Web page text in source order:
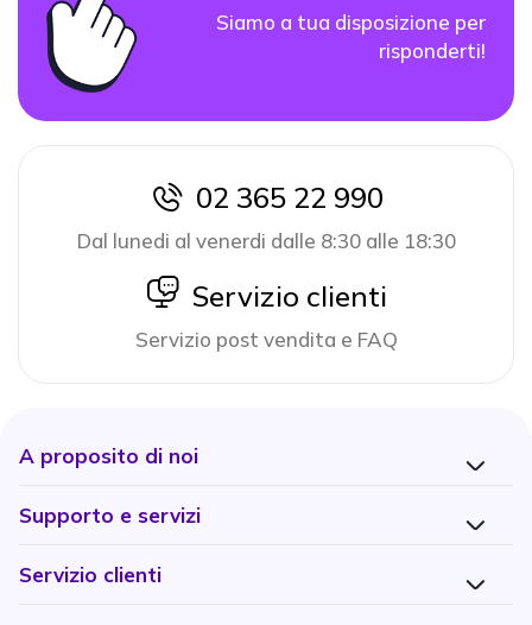
Siamo a tua disposizione per
risponderti!
icon
02 365 22 990
Dal lunedi al venerdi dalle 8:30 alle 18:30
icon
Servizio clienti
Servizio post vendita e FAQ
A proposito di noi
Supporto e servizi
Servizio clienti